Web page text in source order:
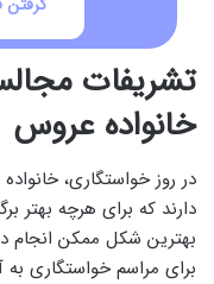
تشریفات
خانواده عروس
در روز خواستگاری،
دارند که برای هرچه بهتر
بهترین شکل ممکن انجام
برای مراسم خواستگاری به